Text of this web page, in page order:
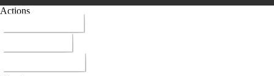
Actions